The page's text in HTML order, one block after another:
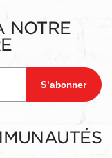
NOTRE
S'abonner